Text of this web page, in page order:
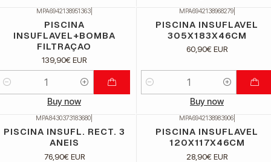
MPA6942138951363|
PISCINA
INSUFLAVEL+BOMBA
FILTRAÇAO
139,90€ EUR
Buy now
MPA6942138968279|
PISCINA INSUFLAVEL
305X183X46CM
60,90€ EUR
Quantidade
Buy now
MPA8430373183680
PISCINA INSUFL. RECT. 3
ANEIS
76,90€ EUR
MPA6942138983906|
PISCINA INSUFLAVEL
120X117X46CM
28,90€ EUR